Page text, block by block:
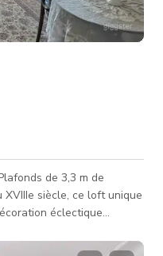
de 3,3 m de
siècle, ce loft unique
éclectique
d'origine, son espace